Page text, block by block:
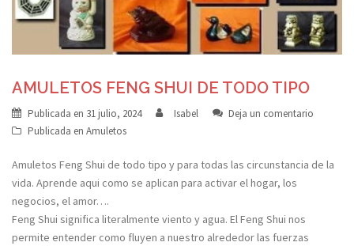
AMULETOS FENG SHUI DE TODO TIPO
Publicada en 31 julio, 2024 Isabel
Deja un comentario
Publicada en Amuletos
Amuletos Feng Shui de todo tipo y para todas las circunstancia de la
vida. Aprende aqui como se aplican para activar el hogar, los
negocios, el amor….
Feng Shui significa literalmente viento y agua. El Feng Shui nos
permite entender como fluyen a nuestro alrededor las fuerzas